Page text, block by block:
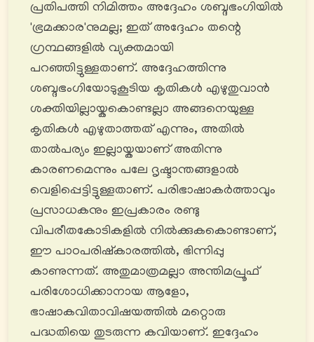
പ്രതിപത്തി നിമിത്തം അദ്ദേഹം ശബ്ദഭംഗിയിൽ
'ഭ്രമക്കാര'നുമല്ല; ഇത് അദ്ദേഹം തന്റെ
ഗ്രന്ഥങ്ങളിൽ വ്യക്തമായി
പറഞ്ഞിട്ടുള്ളതാണ്. അദ്ദേഹത്തിന്നു
ശബ്ദഭംഗിയോടുകൂടിയ കൃതികൾ എഴുതുവാൻ
ശക്തിയില്ലായ്കകൊണ്ടല്ലാ അങ്ങനെയുള്ള
കൃതികൾ എഴുതാത്തത് എന്നും, അതിൽ
താൽപര്യം ഇല്ലായ്കയാണ് അതിന്നു
കാരണമെന്നും പലേ ദൃഷ്ടാന്തങ്ങളാല്‍
വെളിപ്പെട്ടിട്ടുള്ളതാണ്. പരിഭാഷാകർത്താവും
പ്രസാധകനും ഇപ്രകാരം രണ്ടു
വിപരീതകോടികളിൽ നിൽക്കുകകൊണ്ടാണ്,
ഈ പാഠപരിഷ്കാരത്തിൽ, ഭിന്നിപ്പു
കാണുന്നത്. അതുമാത്രമല്ലാ അന്തിമപ്രൂഫ്
പരിശോധിക്കാനായ ആളോ,
ഭാഷാകവിതാവിഷയത്തിൽ മറ്റൊരു
പദ്ധതിയെ തുടരുന്ന കവിയാണ്. ഇദ്ദേഹം